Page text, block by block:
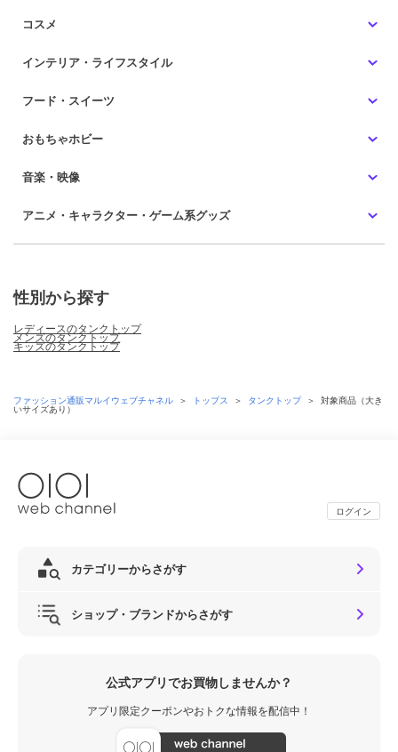
コスメ
インテリア・ライフスタイル
フード・スイーツ
おもちゃホビー
音楽・映像
アニメ・キャラクター・ゲーム系グッズ
性別から探す
レディースのタンクトップ
メンズのタンクトップ
キッズのタンクトップ
ファッション通販マルイウェブチャネル ＞ トップス ＞ タンクトップ ＞
対象商品（大き
いサイズあり）
ログイン
カテゴリーからさがす
ショップ・ブランドからさがす
公式アプリでお買物しませんか？
アプリ限定クーポンやおトクな情報を配信中！